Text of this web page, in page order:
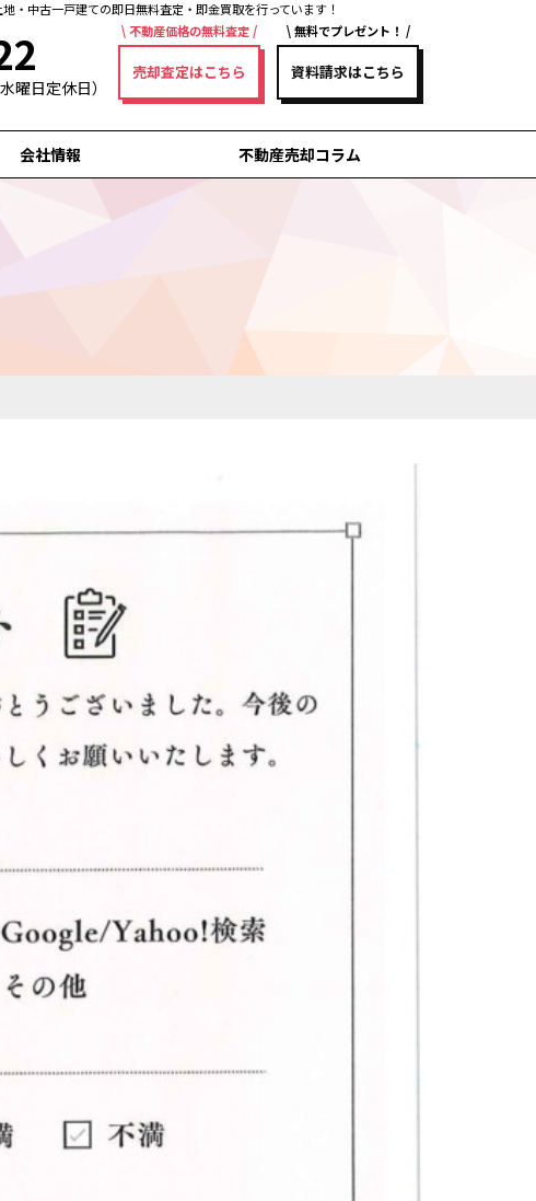
中古一戸建ての即日無料査定・即金買取を行っています！
曜日定休日）
不動産価格の無料査定
売却査定はこちら
無料でプレゼント！
資料請求はこちら
会社情報 不動産売却コラム